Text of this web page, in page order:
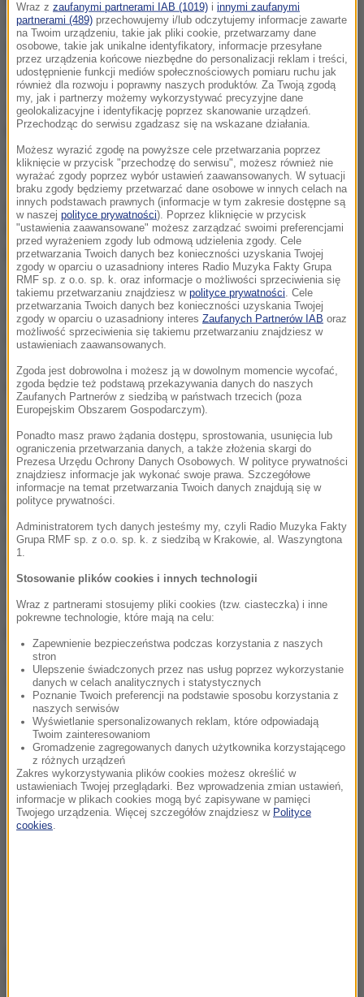
swojego Sulejówka" - podkreśla dziennik, powołując
się na anonimowych polityków partii rządzącej.
Prezes wspominał już wcześniej o takim
rozwiązaniu- przyznaje jeden z polityków PiS-u, z
którymi rozmawiał "Fakt".Znam Jarka ponad 30 lat.
Nie wiem, czy wypuścił to dlatego, że chce - jak to on
- "wybadać" reakcję w PiS, czy rzeczywiście taką
podjął decyzję- dodaje inny. Nie wyklucza, że plan
Kaczyńskiego może mieć związek z jego ostatnimi
problemami zdrowotnymi.
Jarosław Kaczyński przebywał w Wojskowym
Instytucie Medycznym w Warszawie przez 37 dni.
Oficjalnie powodem było leczenie choroby
zwyrodnienia stawów. Prezes PiS opuścił placówkę
8 czerwca.
Stan zdrowia był taki, że nieprzyjęcie do szpitala
mogło spowodować zagrożenie życia i
prawdopodobieństwo tego było wysokie- mówi RMF
FM minister zdrowia Łukasz Szumowski. Nie chciał
jednak określić, jak dokładnie problemy z kolanem
zagrażały życiu prezesa PiS.
medyczne, o których nie będę mówił, bo obowiązuje
mnie tajemnica lekarska- powiedział. Dopytywany
Dalsza część artykułu pod materiałem video:
Wraz z zaufanymi partnerami IAB (1019) i innymi zaufanymi
partnerami (489) przechowujemy i/lub odczytujemy informacje zawarte
na Twoim urządzeniu, takie jak pliki cookie, przetwarzamy dane
osobowe, takie jak unikalne identyfikatory, informacje przesyłane
przez urządzenia końcowe niezbędne do personalizacji reklam i treści,
udostępnienie funkcji mediów społecznościowych pomiaru ruchu jak
również dla rozwoju i poprawny naszych produktów. Za Twoją zgodą
my, jak i partnerzy możemy wykorzystywać precyzyjne dane
geolokalizacyjne i identyfikację poprzez skanowanie urządzeń.
Przechodząc do serwisu zgadzasz się na wskazane działania.
Możesz wyrazić zgodę na powyższe cele przetwarzania poprzez
kliknięcie w przycisk "przechodzę do serwisu", możesz również nie
wyrażać zgody poprzez wybór ustawień zaawansowanych. W sytuacji
braku zgody będziemy przetwarzać dane osobowe w innych celach na
innych podstawach prawnych (informacje w tym zakresie dostępne są
w naszej polityce prywatności). Poprzez kliknięcie w przycisk
"ustawienia zaawansowane" możesz zarządzać swoimi preferencjami
przed wyrażeniem zgody lub odmową udzielenia zgody. Cele
przetwarzania Twoich danych bez konieczności uzyskania Twojej
zgody w oparciu o uzasadniony interes Radio Muzyka Fakty Grupa
RMF sp. z o.o. sp. k. oraz informacje o możliwości sprzeciwienia się
takiemu przetwarzaniu znajdziesz w polityce prywatności . Cele
przetwarzania Twoich danych bez konieczności uzyskania Twojej
zgody w oparciu o uzasadniony interes Zaufanych Partnerów IAB oraz
możliwość sprzeciwienia się takiemu przetwarzaniu znajdziesz w
ustawieniach zaawansowanych.
Zgoda jest dobrowolna i możesz ją w dowolnym momencie wycofać,
zgoda będzie też podstawą przekazywania danych do naszych
Zaufanych Partnerów z siedzibą w państwach trzecich (poza
Europejskim Obszarem Gospodarczym).
Ponadto masz prawo żądania dostępu, sprostowania, usunięcia lub
ograniczenia przetwarzania danych, a także złożenia skargi do
Prezesa Urzędu Ochrony Danych Osobowych. W polityce prywatności
znajdziesz informacje jak wykonać swoje prawa. Szczegółowe
informacje na temat przetwarzania Twoich danych znajdują się w
polityce prywatności.
Administratorem tych danych jesteśmy my, czyli Radio Muzyka Fakty
Grupa RMF sp. z o.o. sp. k. z siedzibą w Krakowie, al. Waszyngtona
1.
Stosowanie plików cookies i innych technologii
Wraz z partnerami stosujemy pliki cookies (tzw. ciasteczka) i inne
pokrewne technologie, które mają na celu:
Zapewnienie bezpieczeństwa podczas korzystania z naszych
stron
Ulepszenie świadczonych przez nas usług poprzez wykorzystanie
danych w celach analitycznych i statystycznych
Poznanie Twoich preferencji na podstawie sposobu korzystania z
naszych serwisów
Wyświetlanie spersonalizowanych reklam, które odpowiadają
Twoim zainteresowaniom
Gromadzenie zagregowanych danych użytkownika korzystającego
z różnych urządzeń
Zakres wykorzystywania plików cookies możesz określić w
ustawieniach Twojej przeglądarki. Bez wprowadzenia zmian ustawień,
informacje w plikach cookies mogą być zapisywane w pamięci
Twojego urządzenia. Więcej szczegółów znajdziesz w Polityce
cookies